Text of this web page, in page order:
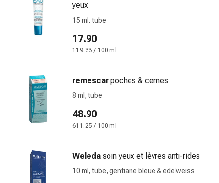
Pansements
adhésifs
Traitement
Sprays
pour
plaies
Bandes
de
fermeture
yeux
15 ml, tube
17.90
119.33 / 100 ml
remescar poches & cernes
8 ml, tube
48.90
611.25 / 100 ml
Weleda soin yeux et lèvres anti-rides
10 ml, tube, gentiane bleue & edelweiss